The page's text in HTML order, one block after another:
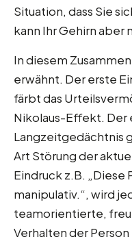
Situation, dass Sie
kann Ihr Gehirn aber
In diesem
erwähnt. Der erste
färbt das
Nikolaus-Effekt. Der
Langzeitgedächtnis
Art Störung der
Eindruck z.B.
manipulativ.“, wird
teamorientierte,
Verhalten der